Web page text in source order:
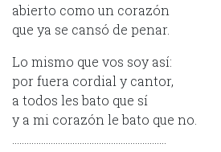
abierto como un corazón
que ya se cansó de penar.
Lo mismo que vos soy así:
por fuera cordial y cantor,
a todos les bato que sí
y a mi corazón le bato que no.